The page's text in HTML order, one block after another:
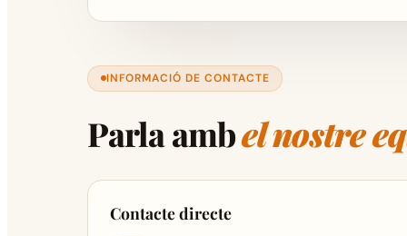
INFORMACIÓ DE CONTACTE
Parla ambel nostre
Contacte directe